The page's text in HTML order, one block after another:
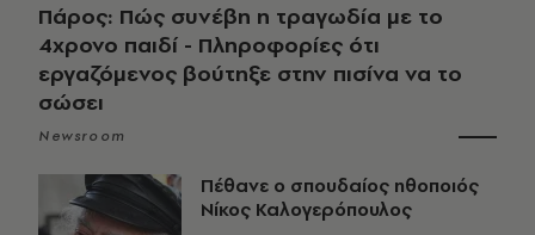
Πάρος: Πώς συνέβη η τραγωδία με το
4χρονο παιδί - Πληροφορίες ότι
εργαζόμενος βούτηξε στην πισίνα να το
σώσει
Newsroom
Πέθανε ο σπουδαίος ηθοποιός
Νίκος Καλογερόπουλος